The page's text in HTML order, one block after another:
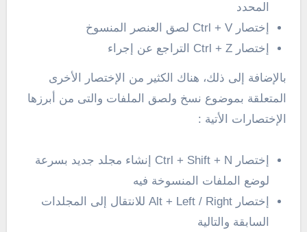
المحدد
إختصار Ctrl + V لصق العنصر المنسوخ
إختصار Ctrl + Z التراجع عن إجراء
بالإضافة إلى ذلك، هناك الكثير من الإختصار الأخرى
المتعلقة بموضوع نسخ ولصق الملفات والتى من أبرزها
الإختصارات الأتية :
إختصار Ctrl + Shift + N إنشاء مجلد جديد بسرعة
لوضع الملفات المنسوخة فيه
إختصار Alt + Left / Right للانتقال إلى المجلدات
السابقة والتالية